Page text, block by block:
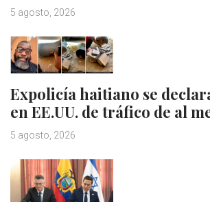
5 agosto, 2026
Expolicía haitiano se
en EE.UU. de tráfico de al
5 agosto, 2026